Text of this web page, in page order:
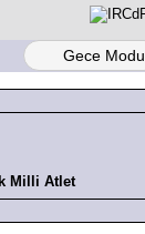
Gece Modu
Milli Atlet